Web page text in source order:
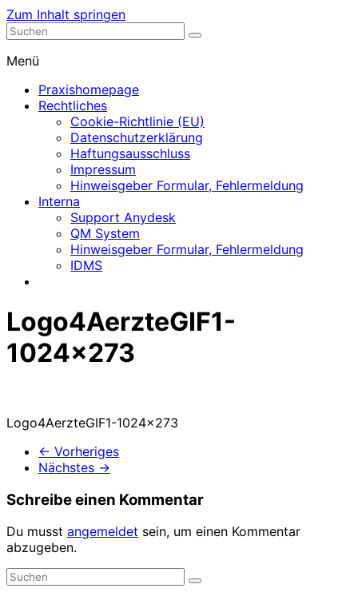
Zum Inhalt springen
Nephrologische Praxis mit Dialyse
Menü
Praxishomepage
Rechtliches
Cookie-Richtlinie (EU)
Datenschutzerklärung
Haftungsausschluss
Impressum
Hinweisgeber Formular, Fehlermeldung
Interna
Support Anydesk
QM System
Hinweisgeber Formular, Fehlermeldung
IDMS
Logo4AerzteGIF1-
1024×273
Logo4AerzteGIF1-1024×273
← Vorheriges
Nächstes →
Schreibe einen Kommentar
Du musst angemeldet sein, um einen Kommentar
abzugeben.